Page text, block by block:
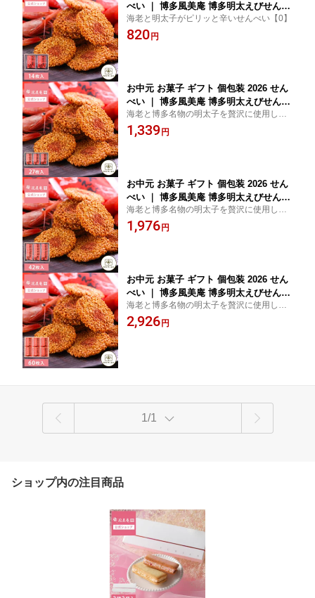
べい ｜ 博多風美庵 博多明太えびせんべ
い 14枚入 【0】 宅急便発送 proper
海老と明太子がピリッと辛いせんべい【0】
820 円
お中元 お菓子 ギフト 個包装 2026 せん
べい ｜ 博多風美庵 博多明太えびせんべ
い 27枚入 【0】 宅急便発送 proper
海老と博多名物の明太子を贅沢に使用した
えびせんべい♪博多の定番菓子♪おやつにお
つまみに。お年寄りからお子様まで幅広い
1,339 円
お中元 お菓子 ギフト 個包装 2026 せん
べい ｜ 博多風美庵 博多明太えびせんべ
い 42枚入 【0】 宅急便発送 proper
海老と博多名物の明太子を贅沢に使用した
えびせんべい♪博多の定番菓子♪おやつにお
つまみに。お年寄りからお子様まで幅広い
1,976 円
お中元 お菓子 ギフト 個包装 2026 せん
べい ｜ 博多風美庵 博多明太えびせんべ
い 60枚入 【0】 宅急便発送 proper
海老と博多名物の明太子を贅沢に使用した
えびせんべい♪博多の定番菓子♪おやつにお
つまみに。お年寄りからお子様まで幅広い
2,926 円
1/1
ショップ内の注目商品